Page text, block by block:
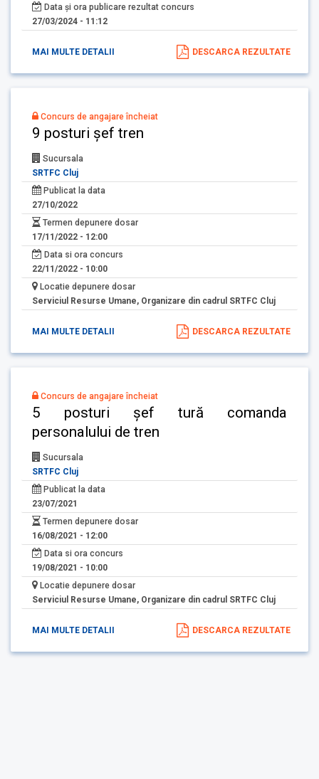
Data și ora publicare rezultat concurs
27/03/2024 - 11:12
MAI MULTE DETALII DESCARCA REZULTATE
Concurs de angajare încheiat
9 posturi șef tren
Sucursala
SRTFC Cluj
Publicat la data
27/10/2022
Termen depunere dosar
17/11/2022 - 12:00
Data si ora concurs
22/11/2022 - 10:00
Locatie depunere dosar
Serviciul Resurse Umane, Organizare din cadrul SRTFC Cluj
MAI MULTE DETALII DESCARCA REZULTATE
Concurs de angajare încheiat
5 posturi șef tură comanda
personalului de tren
Sucursala
SRTFC Cluj
Publicat la data
23/07/2021
Termen depunere dosar
16/08/2021 - 12:00
Data si ora concurs
19/08/2021 - 10:00
Locatie depunere dosar
Serviciul Resurse Umane, Organizare din cadrul SRTFC Cluj
MAI MULTE DETALII DESCARCA REZULTATE